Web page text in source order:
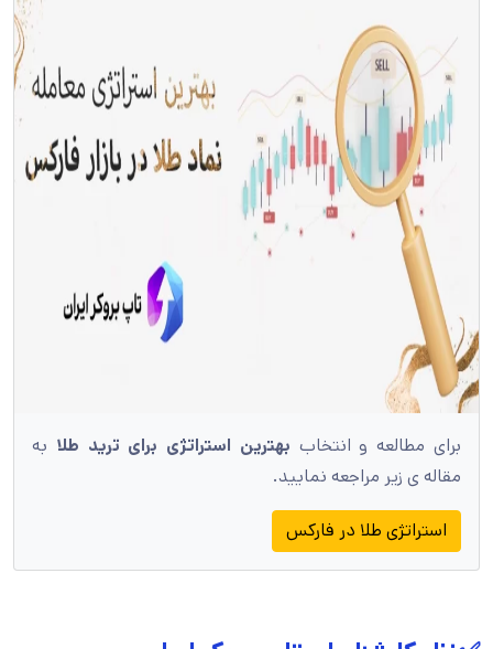
برای مطالعه و انتخاب بهترین استراتژی برای ترید طلا به
مقاله ی زیر مراجعه نمایید.
استراتژی طلا در فارکس